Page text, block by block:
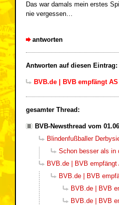
Das war damals mein erstes
nie vergessen…
antworten
Antworten auf diesen Eintrag:
BVB.de | BVB empfängt
gesamter Thread:
BVB-Newsthread vom
Blindenfußballer
Schon besser als in
BVB.de | BVB
BVB.de | BVB
BVB.de | BVB
BVB.de | BVB